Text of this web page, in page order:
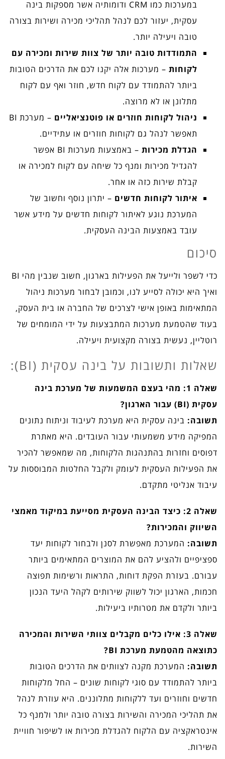
במערכות כמו CRM ודומותיה אשר מספקות בינה
עסקית, יעזור לכם לנהל תהליכי מכירה ושירות בצורה
טובה ויעילה יותר.
התמודדות טובה יותר של צוות שירות ומכירה עם
לקוחות – מערכות אלה יקנו לכם את הדרכים הטובות
ביותר להתמודד עם לקוח חדש, חוזר ואף עם לקוח
מתלונן או לא מרוצה.
ניהול לקוחות חוזרים או פוטנציאליים
– מערכת BI
תאפשר לנהל גם לקוחות חוזרים או עתידיים.
הגדלת מכירות
– באמצעות מערכות BI אפשר
להגדיל מכירות ומנף כל שיחה עם לקוח למכירה או
קבלת שירות כזה או אחר.
איתור לקוחות חדשים – יתרון נוסף וחשוב של
המערכת נוגע לאיתור לקוחות חדשים על מידע אשר
עובד באמצעות הבינה העסקית.
סיכום
כדי לשפר ולייעל את הפעילות בארגון, חשוב שנבין מהי BI
ואיך היא יכולה לסייע לנו, וכמובן לבחור מערכות ניהול
המתאימות באופן אישי לצרכים של החברה או בית העסק,
בעוד שהטמעת מערכות המתבצעות על ידי המומחים של
רוטליין, נעשית בצורה מקצועית ויעילה.
שאלות ותשובות על בינה עסקית (BI):
שאלה 1: מהי בעצם המשמעות של מערכת בינה
עסקית (BI) עבור הארגון?
תשובה: בינה עסקית היא מערכת לעיבוד וניתוח נתונים
המפיקה מידע משמעותי עבור העובדים. היא מאתרת
דפוסים וחזרות בהתנהגות הלקוחות, מה שמאפשר להכיר
את הפעילות העסקית לעומק ולקבל החלטות המבוססות על
עיבוד אנליטי מתקדם.
שאלה 2: כיצד הבינה העסקית מסייעת במיקוד מאמצי
השיווק והמכירות?
תשובה: המערכת מאפשרת לסנן ולבחור לקוחות יעד
ספציפיים ולהציע להם את המוצרים המתאימים ביותר
עבורם. בעזרת הפקת דוחות, התראות ורשימות תפוצה
חכמות, הארגון יכול לשווק שירותים לקהל היעד הנכון
ביותר ולקדם את מטרותיו ביעילות.
שאלה 3: אילו כלים מקבלים צוותי השירות והמכירה
כתוצאה מהטמעת מערכת BI?
תשובה: המערכת מקנה לצוותים את הדרכים הטובות
ביותר להתמודד עם סוגי לקוחות שונים – החל מלקוחות
חדשים וחוזרים ועד ללקוחות מתלוננים. היא עוזרת לנהל
את תהליכי המכירה והשירות בצורה טובה יותר ולמנף כל
אינטראקציה עם הלקוח להגדלת מכירות או לשיפור חוויית
השירות.